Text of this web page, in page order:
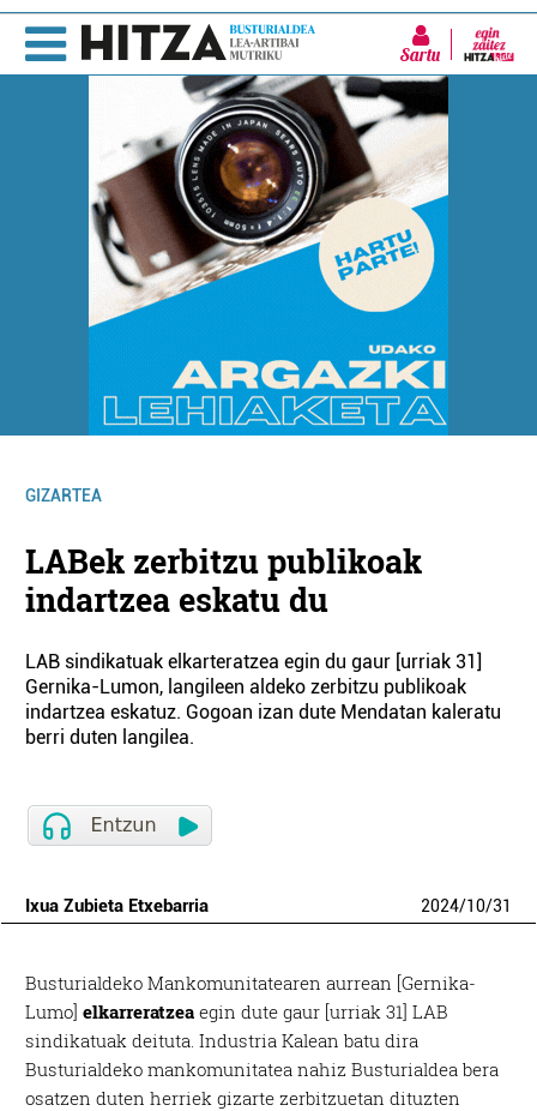
Sartu
GIZARTEA
LABek zerbitzu publikoak
indartzea eskatu du
LAB sindikatuak elkarteratzea egin du gaur [urriak 31]
Gernika-Lumon, langileen aldeko zerbitzu publikoak
indartzea eskatuz. Gogoan izan dute Mendatan kaleratu
berri duten langilea.
Ixua Zubieta Etxebarria 2024/10/31
Busturialdeko Mankomunitatearen aurrean [Gernika-
Lumo]elkarreratzea egin dute gaur [urriak 31] LAB
sindikatuak deituta. Industria Kalean batu dira
Busturialdeko mankomunitatea nahiz Busturialdea bera
osatzen duten herriek gizarte zerbitzuetan dituzten